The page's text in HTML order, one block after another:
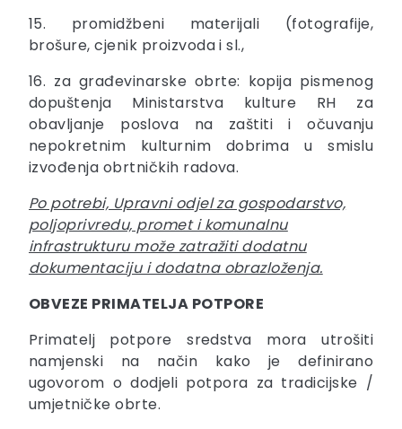
15. promidžbeni materijali (fotografije,
brošure, cjenik proizvoda i sl.,
16. za građevinarske obrte: kopija pismenog
dopuštenja Ministarstva kulture RH za
obavljanje poslova na zaštiti i očuvanju
nepokretnim kulturnim dobrima u smislu
izvođenja obrtničkih radova.
Po potrebi, Upravni odjel za gospodarstvo,
poljoprivredu, promet i komunalnu
infrastrukturu može zatražiti dodatnu
dokumentaciju i dodatna obrazloženja.
OBVEZE PRIMATELJA POTPORE
Primatelj potpore sredstva mora utrošiti
namjenski na način kako je definirano
ugovorom o dodjeli potpora za tradicijske /
umjetničke obrte.